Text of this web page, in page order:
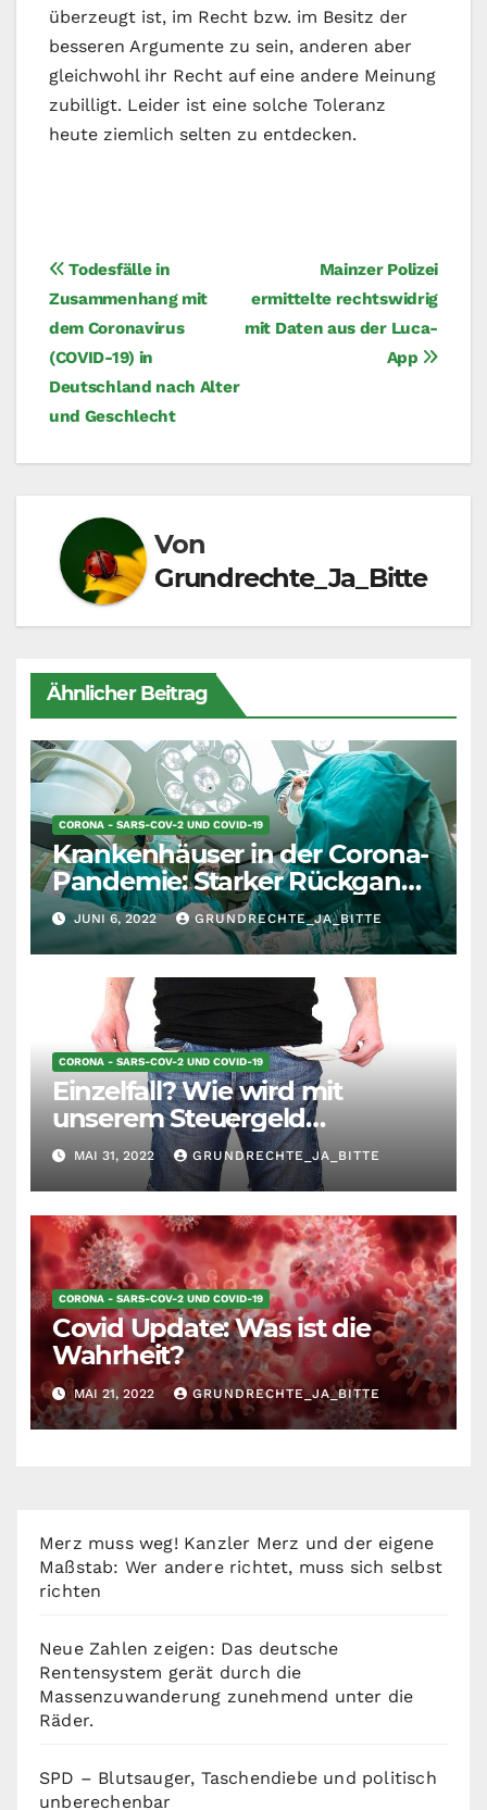
überzeugt ist, im Recht bzw. im Besitz der
besseren Argumente zu sein, anderen aber
gleichwohl ihr Recht auf eine andere Meinung
zubilligt. Leider ist eine solche Toleranz
heute ziemlich selten zu entdecken.
BeitragsnavigationMainzer Polizei
ermittelte rechtswidrig
mit Daten aus der Luca-
App
Todesfälle in
Zusammenhang mit
dem Coronavirus
(COVID-19) in
Deutschland nach Alter
und Geschlecht
Von
Grundrechte_Ja_Bitte
Ähnlicher Beitrag
CORONA - SARS-COV-2 UND COVID-19
Krankenhäuser in der Corona-
Pandemie: Starker Rückgang
der stationären
Behandlungsfälle
JUNI 6, 2022 GRUNDRECHTE_JA_BITTE
CORONA - SARS-COV-2 UND COVID-19
Einzelfall? Wie wird mit
unserem Steuergeld
umgegangen?
MAI 31, 2022 GRUNDRECHTE_JA_BITTE
CORONA - SARS-COV-2 UND COVID-19
Covid Update: Was ist die
Wahrheit?
MAI 21, 2022 GRUNDRECHTE_JA_BITTE
Merz muss weg! Kanzler Merz und der eigene
Maßstab: Wer andere richtet, muss sich selbst
richten
Neue Zahlen zeigen: Das deutsche
Rentensystem gerät durch die
Massenzuwanderung zunehmend unter die
Räder.
SPD – Blutsauger, Taschendiebe und politisch
unberechenbar